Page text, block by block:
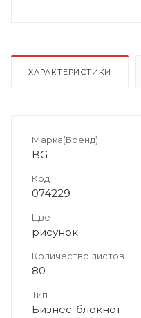
ХАРАКТЕРИСТИКИ
Марка(Бренд)
BG
Код
074229
Цвет
рисунок
Количество листов
80
Тип
Бизнес-блокнот